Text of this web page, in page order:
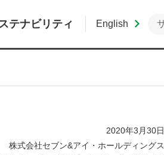
テナビリティ English
2020年3月30日
株式会社セブン&アイ・ホールディングス